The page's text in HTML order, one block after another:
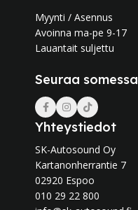
Myynti / Asennus
Avoinna ma-pe 9-17
Lauantait suljettu
Seuraa somessa
Yhteystiedot
SK-Autosound Oy
Kartanonherrantie 7
02920 Espoo
010 29 22 800